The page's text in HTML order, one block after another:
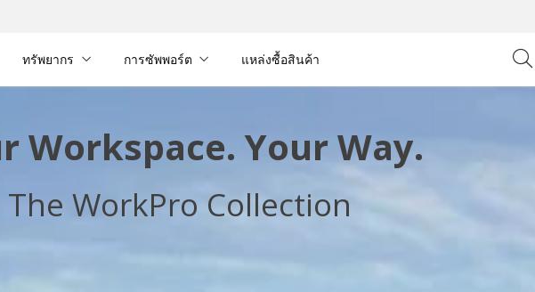
ทรัพยากร การซัพพอร์ต แหล่งซื้อสินค้า